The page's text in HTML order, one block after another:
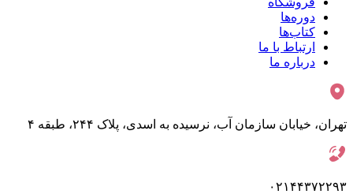
دوره‌ها
کتاب‌ها
ارتباط با ما
درباره ما
تهران، خیابان سازمان آب، نرسیده به اسدی، پلاک ۲۴۴، طبقه ۴
۰۲۱۴۴۳۷۲۲۹۳